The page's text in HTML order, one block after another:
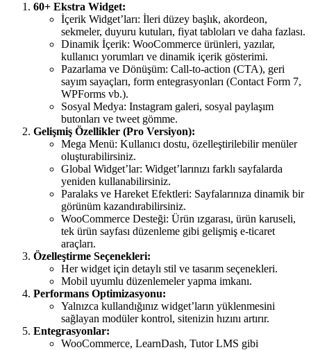
60+ Ekstra Widget:
İçerik Widget’ları: İleri düzey başlık, akordeon,
sekmeler, duyuru kutuları, fiyat tabloları ve daha fazlası.
Dinamik İçerik: WooCommerce ürünleri, yazılar,
kullanıcı yorumları ve dinamik içerik gösterimi.
Pazarlama ve Dönüşüm: Call-to-action (CTA), geri
sayım sayaçları, form entegrasyonları (Contact Form 7,
WPForms vb.).
Sosyal Medya: Instagram galeri, sosyal paylaşım
butonları ve tweet gömme.
Gelişmiş Özellikler (Pro Versiyon):
Mega Menü: Kullanıcı dostu, özelleştirilebilir menüler
oluşturabilirsiniz.
Global Widget’lar: Widget’larınızı farklı sayfalarda
yeniden kullanabilirsiniz.
Paralaks ve Hareket Efektleri: Sayfalarınıza dinamik bir
görünüm kazandırabilirsiniz.
WooCommerce Desteği: Ürün ızgarası, ürün karuseli,
tek ürün sayfası düzenleme gibi gelişmiş e-ticaret
araçları.
Özelleştirme Seçenekleri:
Her widget için detaylı stil ve tasarım seçenekleri.
Mobil uyumlu düzenlemeler yapma imkanı.
Performans Optimizasyonu:
Yalnızca kullandığınız widget’ların yüklenmesini
sağlayan modüler kontrol, sitenizin hızını artırır.
Entegrasyonlar:
WooCommerce, LearnDash, Tutor LMS gibi